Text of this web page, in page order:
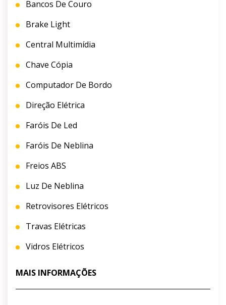
Bancos De Couro
Brake Light
Central Multimídia
Chave Cópia
Computador De Bordo
Direção Elétrica
Faróis De Led
Faróis De Neblina
Freios ABS
Luz De Neblina
Retrovisores Elétricos
Travas Elétricas
Vidros Elétricos
MAIS INFORMAÇÕES